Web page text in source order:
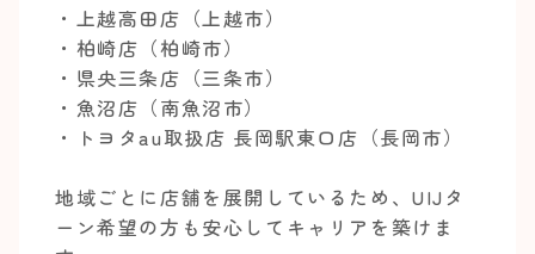
・上越高田店（上越市）
・柏崎店（柏崎市）
・県央三条店（三条市）
・魚沼店（南魚沼市）
・トヨタau取扱店 長岡駅東口店（長岡市）
地域ごとに店舗を展開しているため、UIJタ
ーン希望の方も安心してキャリアを築けま